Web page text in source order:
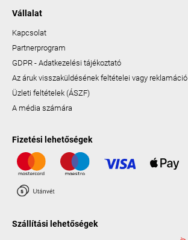
Vállalat
Kapcsolat
Partnerprogram
GDPR - Adatkezelési tájékoztató
Az áruk visszaküldésének feltételei vagy reklamáció
Üzleti feltételek (ÁSZF)
A média számára
Fizetési lehetőségek
Szállítási lehetőségek